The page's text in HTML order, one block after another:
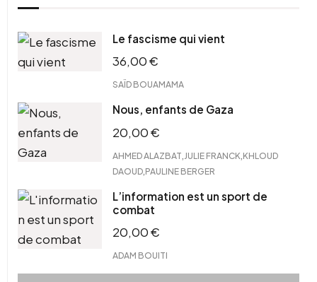
Le fascisme qui vient
36,00€
SAÏD BOUAMAMA
Nous, enfants de Gaza
20,00€
AHMED ALAZBAT JULIE FRANCK KHLOUD
DAOUD PAULINE BERGER
L’information est un sport de
combat
20,00€
ADAM BOUITI